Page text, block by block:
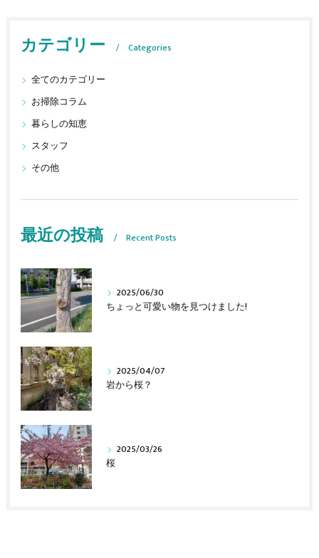
カテゴリー Categories
全てのカテゴリー
お掃除コラム
暮らしの知恵
スタッフ
その他
最近の投稿 Recent Posts
2025/06/30
ちょっと可愛い物を見つけました!
2025/04/07
岩から桜？
2025/03/26
桜